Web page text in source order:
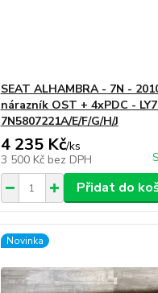
SEAT ALHAMBRA - 7N -
nárazník OST + 4xPDC -
7N5807221A/E/F/G/H/J
4 235 Kč/ks
3 500 Kč bez DPH
Přidat do
Novinka